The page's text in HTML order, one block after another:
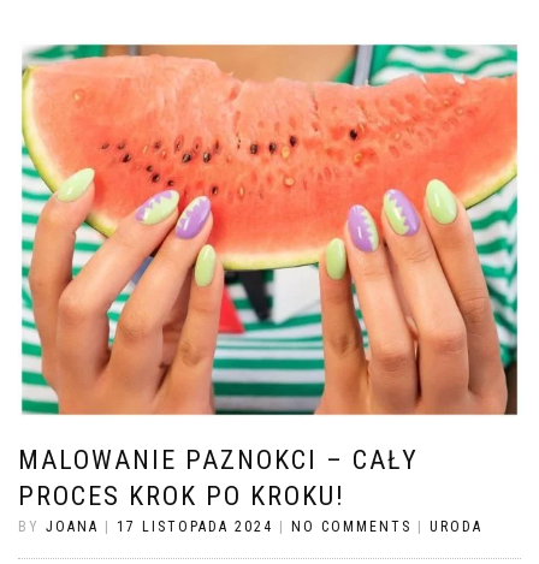
MALOWANIE PAZNOKCI – CAŁY
PROCES KROK PO KROKU!
BY JOANA | 17 LISTOPADA 2024 | NO COMMENTS | URODA